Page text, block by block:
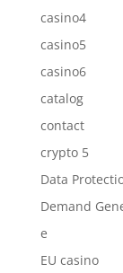
casino4
casino5
casino6
catalog
contact
crypto 5
Data
Demand
e
EU casino